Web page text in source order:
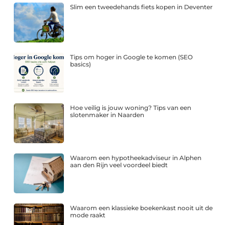
Slim een tweedehands fiets kopen in Deventer
Tips om hoger in Google te komen (SEO
basics)
Hoe veilig is jouw woning? Tips van een
slotenmaker in Naarden
Waarom een hypotheekadviseur in Alphen
aan den Rijn veel voordeel biedt
Waarom een klassieke boekenkast nooit uit de
mode raakt